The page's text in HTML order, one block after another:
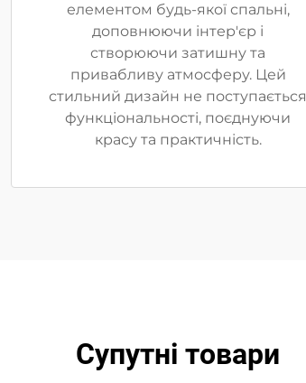
елементом будь-якої спальні,
доповнюючи інтер'єр і
створюючи затишну та
привабливу атмосферу. Цей
стильний дизайн не поступається
функціональності, поєднуючи
красу та практичність.
Супутні товари